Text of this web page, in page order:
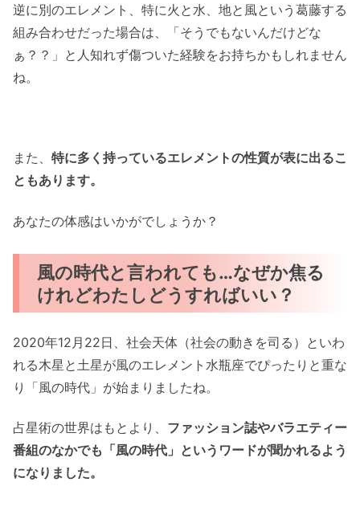
逆に別のエレメント、特に火と水、地と風という葛藤する
組み合わせだった場合は、「そうでもないんだけどな
ぁ？？」と人知れず傷ついた経験をお持ちかもしれません
ね。
また、 特に多く持っているエレメントの性質が表に出るこ
ともあります。
あなたの体感はいかがでしょうか？
風の時代と言われても…なぜか焦る
けれどわたしどうすればいい？
2020年12月22日、社会天体（社会の動きを司る）といわ
れる木星と土星が風のエレメント水瓶座でぴったりと重な
り「風の時代」が始まりましたね。
占星術の世界はもとより、 ファッション誌やバラエティー
番組のなかでも「風の時代」というワードが聞かれるよう
になりました。